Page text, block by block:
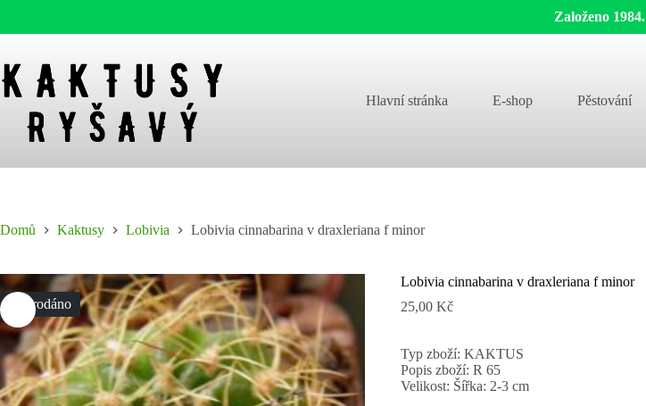
Založeno 1984.
content
Hlavní stránka E-shop Pěstování
Domů Kaktusy Lobivia Lobivia cinnabarina v draxleriana f minor
Vyprodáno
Lobivia cinnabarina v draxleriana f minor
25,00Kč
Typ zboží: KAKTUS
Popis zboží: R 65
Velikost: Šířka: 2-3 cm